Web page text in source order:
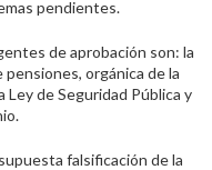
pendientes.
de aprobación son: la
pensiones, orgánica de la
Ley de Seguridad Pública y
falsificación de la